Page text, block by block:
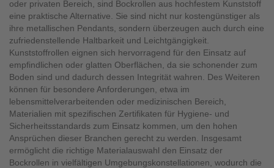
oder privaten Bereich, sind Bockrollen aus hochfestem Kunststoff
eine praktische Alternative. Sie sind nicht nur kostengünstiger als
ihre metallischen Pendants, sondern überzeugen auch durch eine
zufriedenstellende Haltbarkeit und Leichtgängigkeit.
Kunststoffrollen eignen sich hervorragend für den Einsatz auf
empfindlichen oder glatten Oberflächen, da sie schonender zum
Boden sind und dadurch dessen Integrität wahren. Des Weiteren
können für besondere Anforderungen, etwa im
lebensmittelverarbeitenden oder medizinischen Bereich,
Materialien mit spezifischen Zertifikaten für Hygiene- und
Sicherheitsstandards zum Einsatz kommen, um den hohen
Ansprüchen dieser Branchen gerecht zu werden. Insgesamt
ermöglicht die richtige Materialauswahl den Einsatz der
Bockrollen in vielfältigen Umgebungskonstellationen, wodurch die